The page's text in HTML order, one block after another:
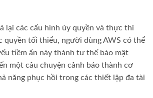
lại các cấu hình ủy quyền và thực thi
quyền tối thiểu, người dùng AWS có thể
tiềm ẩn này thành tư thế bảo mật
một câu chuyện cảnh báo thành cơ
năng phục hồi trong các thiết lập đa tài